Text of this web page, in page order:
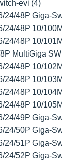
evi (4)
24/48P Giga-
24/48P 10/
24/48P 10/
MultiGiga
24/48P 10/
24/48P 10/
24/48P 10/
24/48P 10/
24/49P Giga-
24/50P Giga-
24/51P Giga-
24/52P Giga-